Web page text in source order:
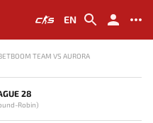
EN
TEAM VS AURORA
28
Robin)